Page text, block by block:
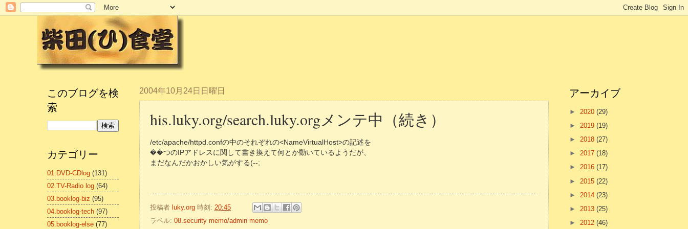
2004年10月24日日曜日
his.luky.org/search.luky.orgメンテ中（続き）
/etc/apache/httpd.confの中のそれぞれの<NameVirtualHost>の記述を
��つのIPアドレスに関して書き換えて何とか動いているようだが、
まだなんだかおかしい気がする(--;
投稿者 luky.org 時刻: 20:45
ラベル: 08.security memo/admin memo
このブログを検
索
カテゴリー
01.DVD-CDlog (131)
02.TV-Radio log (64)
03.booklog-biz (95)
04.booklog-tech (97)
05.booklog-else (77)
アーカイブ
► 2020 (29)
► 2019 (19)
► 2018 (27)
► 2017 (18)
► 2016 (17)
► 2015 (22)
► 2014 (23)
► 2013 (25)
► 2012 (46)